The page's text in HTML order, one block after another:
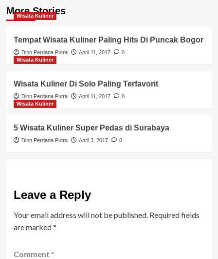
More Stories
Wisata Kuliner
Tempat Wisata Kuliner Paling Hits Di Puncak Bogor
Dion Perdana Putra April 11, 2017
0
Wisata Kuliner
Wisata Kuliner Di Solo Paling Terfavorit
Dion Perdana Putra April 11, 2017
0
Wisata Kuliner
5 Wisata Kuliner Super Pedas di Surabaya
Dion Perdana Putra April 3, 2017 0
Leave a Reply
Your email address will not be published. Required fields
are marked*
Comment *